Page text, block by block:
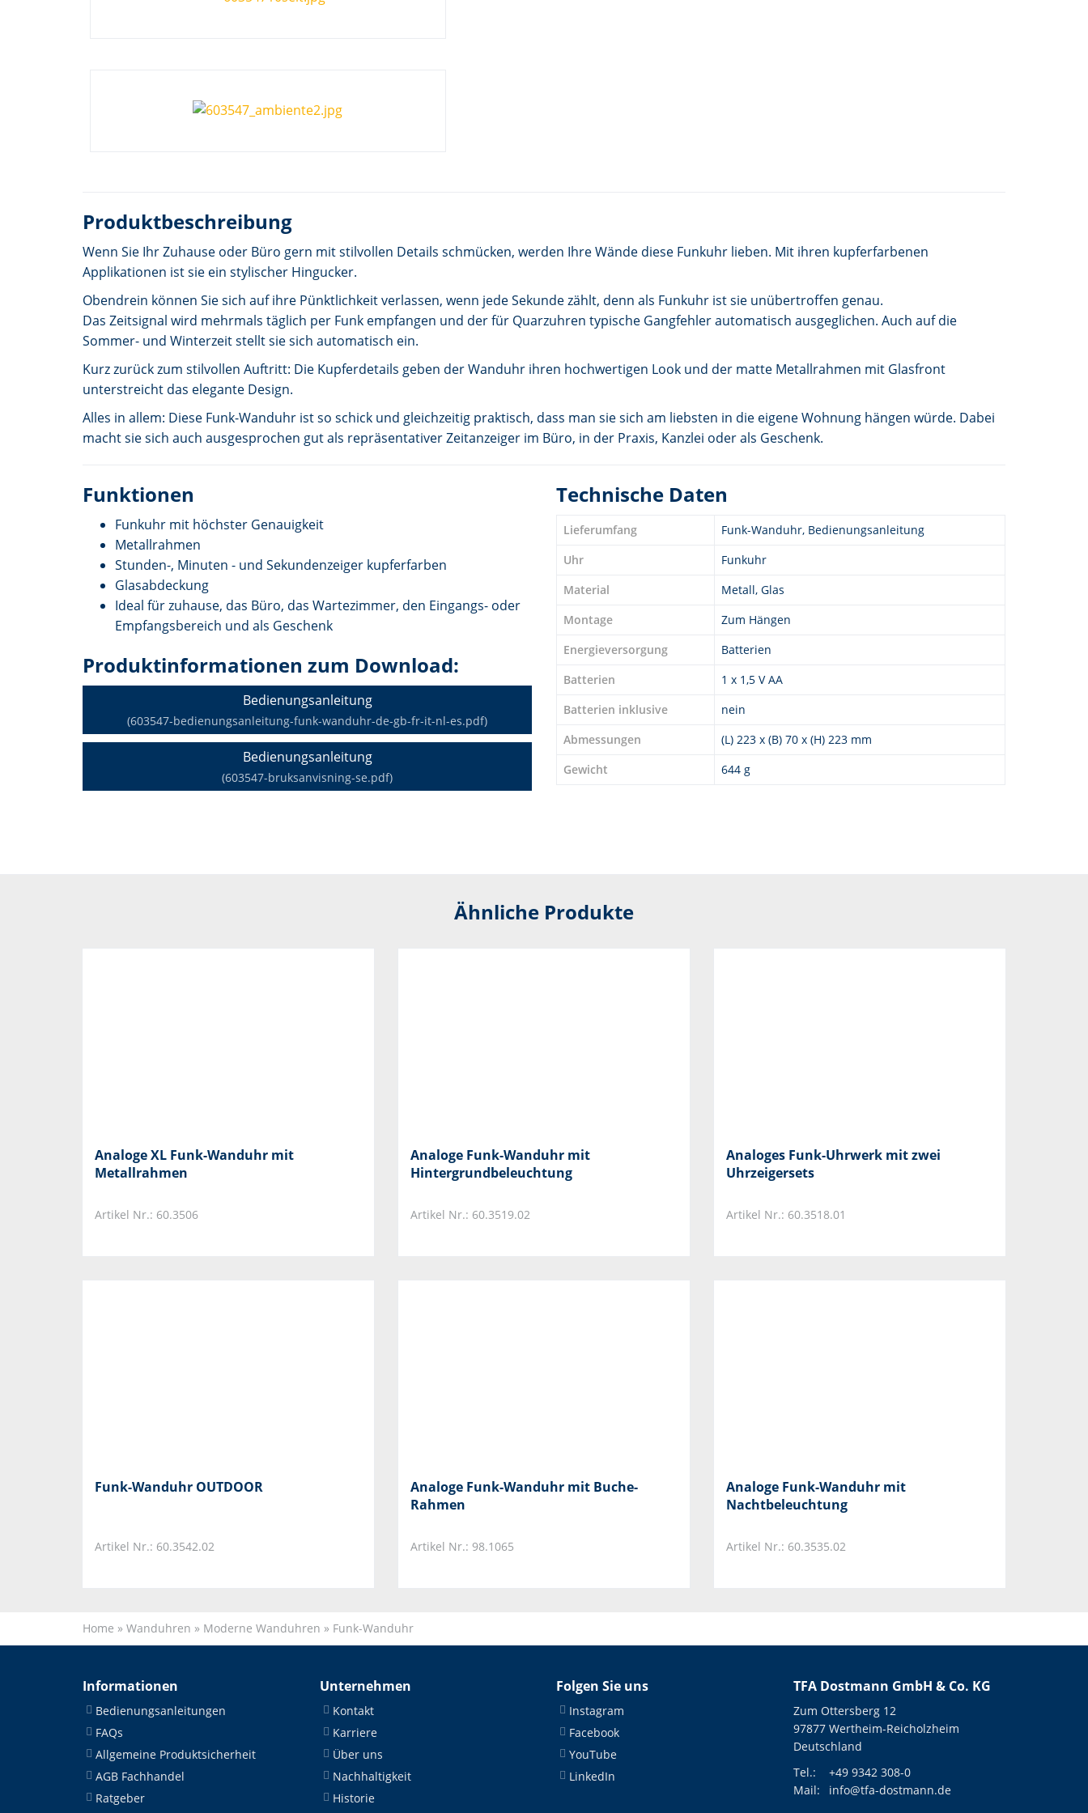
Produktbeschreibung
Wenn Sie Ihr Zuhause oder Büro gern mit stilvollen Details schmücken, werden Ihre Wände diese Funkuhr lieben. Mit ihren kupferfarbenen
Applikationen ist sie ein stylischer Hingucker.
Obendrein können Sie sich auf ihre Pünktlichkeit verlassen, wenn jede Sekunde zählt, denn als Funkuhr ist sie unübertroffen genau.
Das Zeitsignal wird mehrmals täglich per Funk empfangen und der für Quarzuhren typische Gangfehler automatisch ausgeglichen. Auch auf die
Sommer- und Winterzeit stellt sie sich automatisch ein.
Kurz zurück zum stilvollen Auftritt: Die Kupferdetails geben der Wanduhr ihren hochwertigen Look und der matte Metallrahmen mit Glasfront
unterstreicht das elegante Design.
Alles in allem: Diese Funk-Wanduhr ist so schick und gleichzeitig praktisch, dass man sie sich am liebsten in die eigene Wohnung hängen würde. Dabei
macht sie sich auch ausgesprochen gut als repräsentativer Zeitanzeiger im Büro, in der Praxis, Kanzlei oder als Geschenk.
Funktionen
Funkuhr mit höchster Genauigkeit
Metallrahmen
Stunden-, Minuten - und Sekundenzeiger kupferfarben
Glasabdeckung
Ideal für zuhause, das Büro, das Wartezimmer, den Eingangs- oder
Empfangsbereich und als Geschenk
Produktinformationen zum Download:
Bedienungsanleitung
(603547-bedienungsanleitung-funk-wanduhr-de-gb-fr-it-nl-es.pdf)
Bedienungsanleitung
(603547-bruksanvisning-se.pdf)
Technische Daten
Lieferumfang
Funk-Wanduhr, Bedienungsanleitung
Uhr
Funkuhr
Material
Metall, Glas
Montage
Zum Hängen
Energieversorgung
Batterien
Batterien
1 x 1,5 V AA
Batterien inklusive
nein
Abmessungen
(L) 223 x (B) 70 x (H) 223 mm
Gewicht
644 g
Ähnliche Produkte
Analoge XL Funk-Wanduhr mit
Metallrahmen
Artikel Nr.: 60.3506
Analoge Funk-Wanduhr mit
Hintergrundbeleuchtung
Artikel Nr.: 60.3519.02
Analoges Funk-Uhrwerk mit zwei
Uhrzeigersets
Artikel Nr.: 60.3518.01
Funk-Wanduhr OUTDOOR
Artikel Nr.: 60.3542.02
Analoge Funk-Wanduhr mit Buche-
Rahmen
Artikel Nr.: 98.1065
Analoge Funk-Wanduhr mit
Nachtbeleuchtung
Artikel Nr.: 60.3535.02
Home » Wanduhren » Moderne Wanduhren » Funk-Wanduhr
Informationen
Bedienungsanleitungen
FAQs
Allgemeine Produktsicherheit
AGB Fachhandel
Ratgeber
Unternehmen
Kontakt
Karriere
Über uns
Nachhaltigkeit
Historie
Folgen Sie uns
Instagram
Facebook
YouTube
LinkedIn
TFA Dostmann GmbH & Co. KG
Zum Ottersberg 12
97877 Wertheim-Reicholzheim
Deutschland
Tel.:
+49 9342 308-0
Mail:
info@tfa-dostmann.de